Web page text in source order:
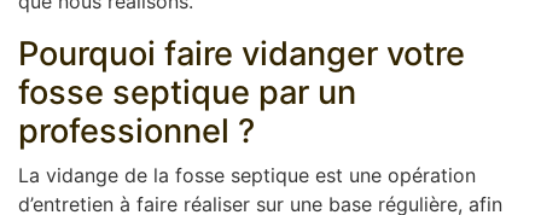
Pourquoi faire vidanger votre
fosse septique par un
professionnel ?
La vidange de la fosse septique est une opération
d’entretien à faire réaliser sur une base régulière, afin